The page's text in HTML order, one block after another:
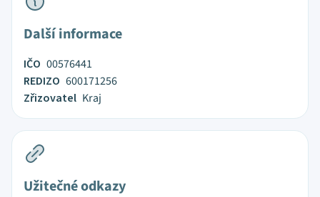
Další informace
IČO 00576441
REDIZO 600171256
Zřizovatel Kraj
Užitečné odkazy